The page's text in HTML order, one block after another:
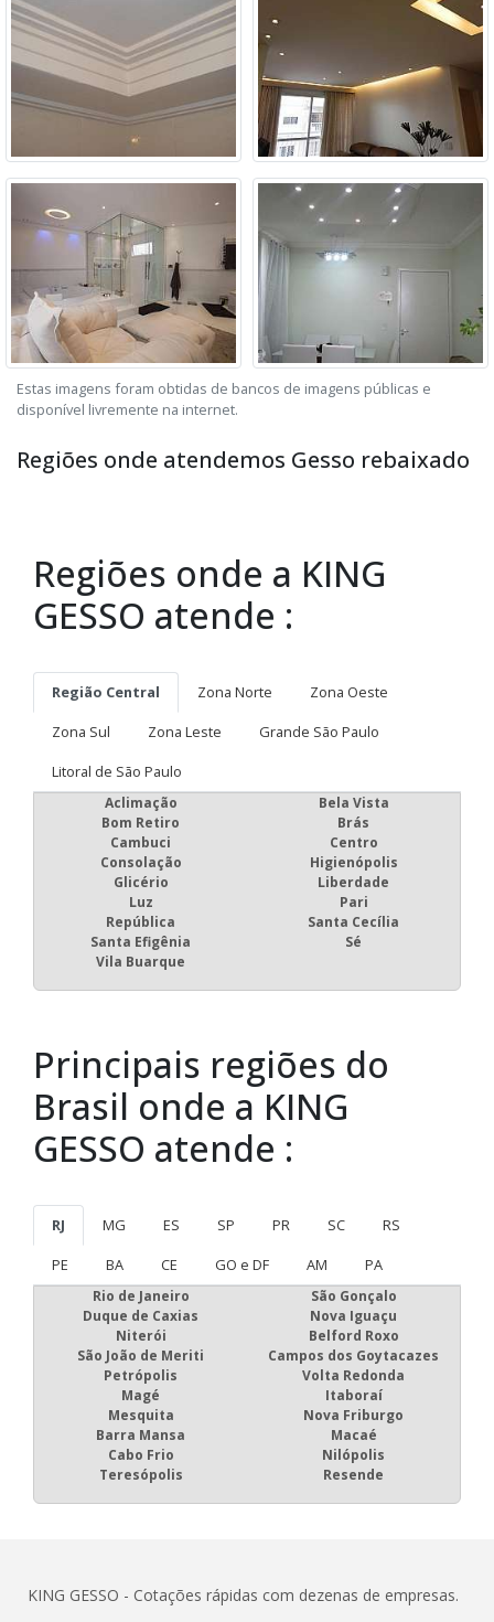
Estas imagens foram obtidas de bancos de imagens públicas e
disponível livremente na internet.
Regiões onde atendemos Gesso rebaixado
Regiões onde a KING
GESSO atende :
Região Central Zona Norte
Zona Oeste
Zona Sul
Zona Leste
Grande São Paulo
Litoral de São Paulo
Aclimação
Bela Vista
Bom Retiro
Brás
Cambuci
Centro
Consolação
Higienópolis
Glicério
Liberdade
Luz
Pari
República
Santa Cecília
Santa Efigênia
Sé
Vila Buarque
Principais regiões do
Brasil onde a KING
GESSO atende :
RJ MG ES SP PR SC
RS
PE
BA CE GO e DF AM PA
Rio de Janeiro
São Gonçalo
Duque de Caxias
Nova Iguaçu
Niterói
Belford Roxo
São João de Meriti
Campos dos Goytacazes
Petrópolis
Volta Redonda
Magé
Itaboraí
Mesquita
Nova Friburgo
Barra Mansa
Macaé
Cabo Frio
Nilópolis
Teresópolis
Resende
KING GESSO - Cotações rápidas com dezenas de empresas.